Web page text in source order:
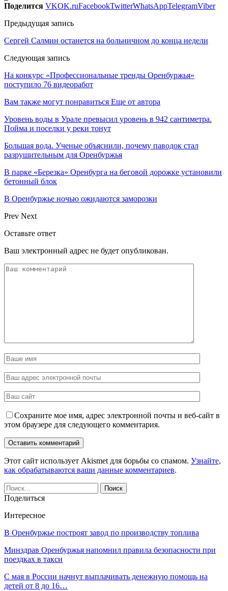
Поделится VKOK.ruFacebookTwitterWhatsAppTelegramViber
Предыдущая запись
Сергей Салмин останется на больничном до конца недели
Следующая запись
На конкурс «Профессиональные тренды Оренбуржья»
поступило 76 видеоработ
Вам также могут понравиться Еще от автора
Уровень воды в Урале превысил уровень в 942 сантиметра.
Пойма и поселки у реки тонут
Большая вода. Ученые объяснили, почему паводок стал
разрушительным для Оренбуржья
В парке «Березка» Оренбурга на беговой дорожке установили
бетонный блок
В Оренбуржье ночью ожидаются заморозки
Prev Next
Оставьте ответ
Ваш электронный адрес не будет опубликован.
Сохраните мое имя, адрес электронной почты и веб-сайт в
этом браузере для следующего комментария.
Этот сайт использует Akismet для борьбы со спамом. Узнайте,
как обрабатываются ваши данные комментариев.
Поделиться
Интересное
В Оренбуржье построят завод по производству топлива
Минздрав Оренбуржья напомнил правила безопасности при
поездках в такси
С мая в России начнут выплачивать денежную помощь на
детей от 8 до 16…